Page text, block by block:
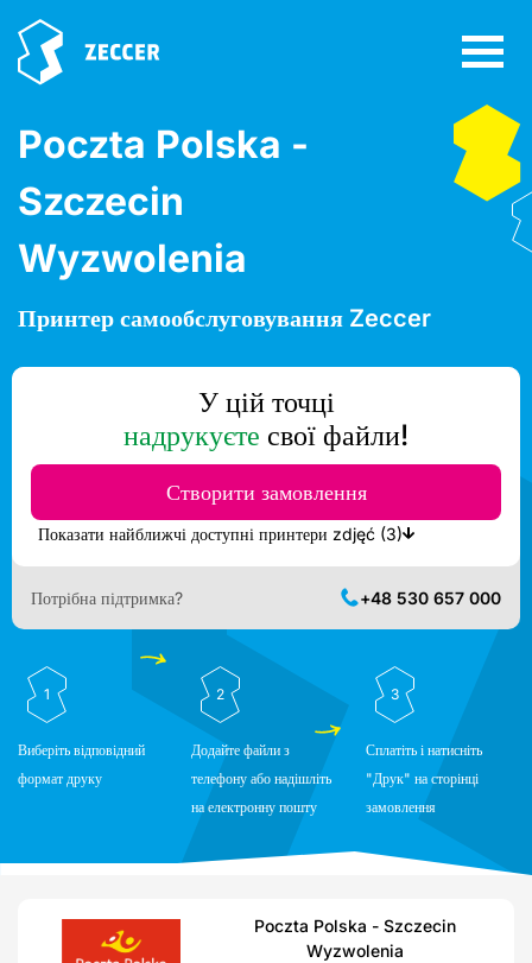
Poczta Polska -
Szczecin
Wyzwolenia
Принтер самообслуговування Zeccer
У цій точці
надрукуєте свої файли!
Створити замовлення
Показати найближчі доступні принтери zdjęć (3)
Потрібна підтримка? +48 530 657 000
1
Виберіть відповідний
формат друку
2
Додайте файли з
телефону або надішліть
на електронну пошту
3
Сплатіть і натисніть
"Друк" на сторінці
замовлення
Poczta Polska - Szczecin
Wyzwolenia